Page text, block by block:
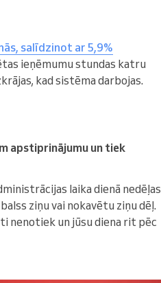
salīdzinot ar 5,9%
ieņēmumu stundas katru
kad sistēma darbojas.
apstiprinājumu un tiek
laika dienā nedēļas
ziņu vai nokavētu ziņu dēļ.
nenotiek un jūsu diena rit pēc